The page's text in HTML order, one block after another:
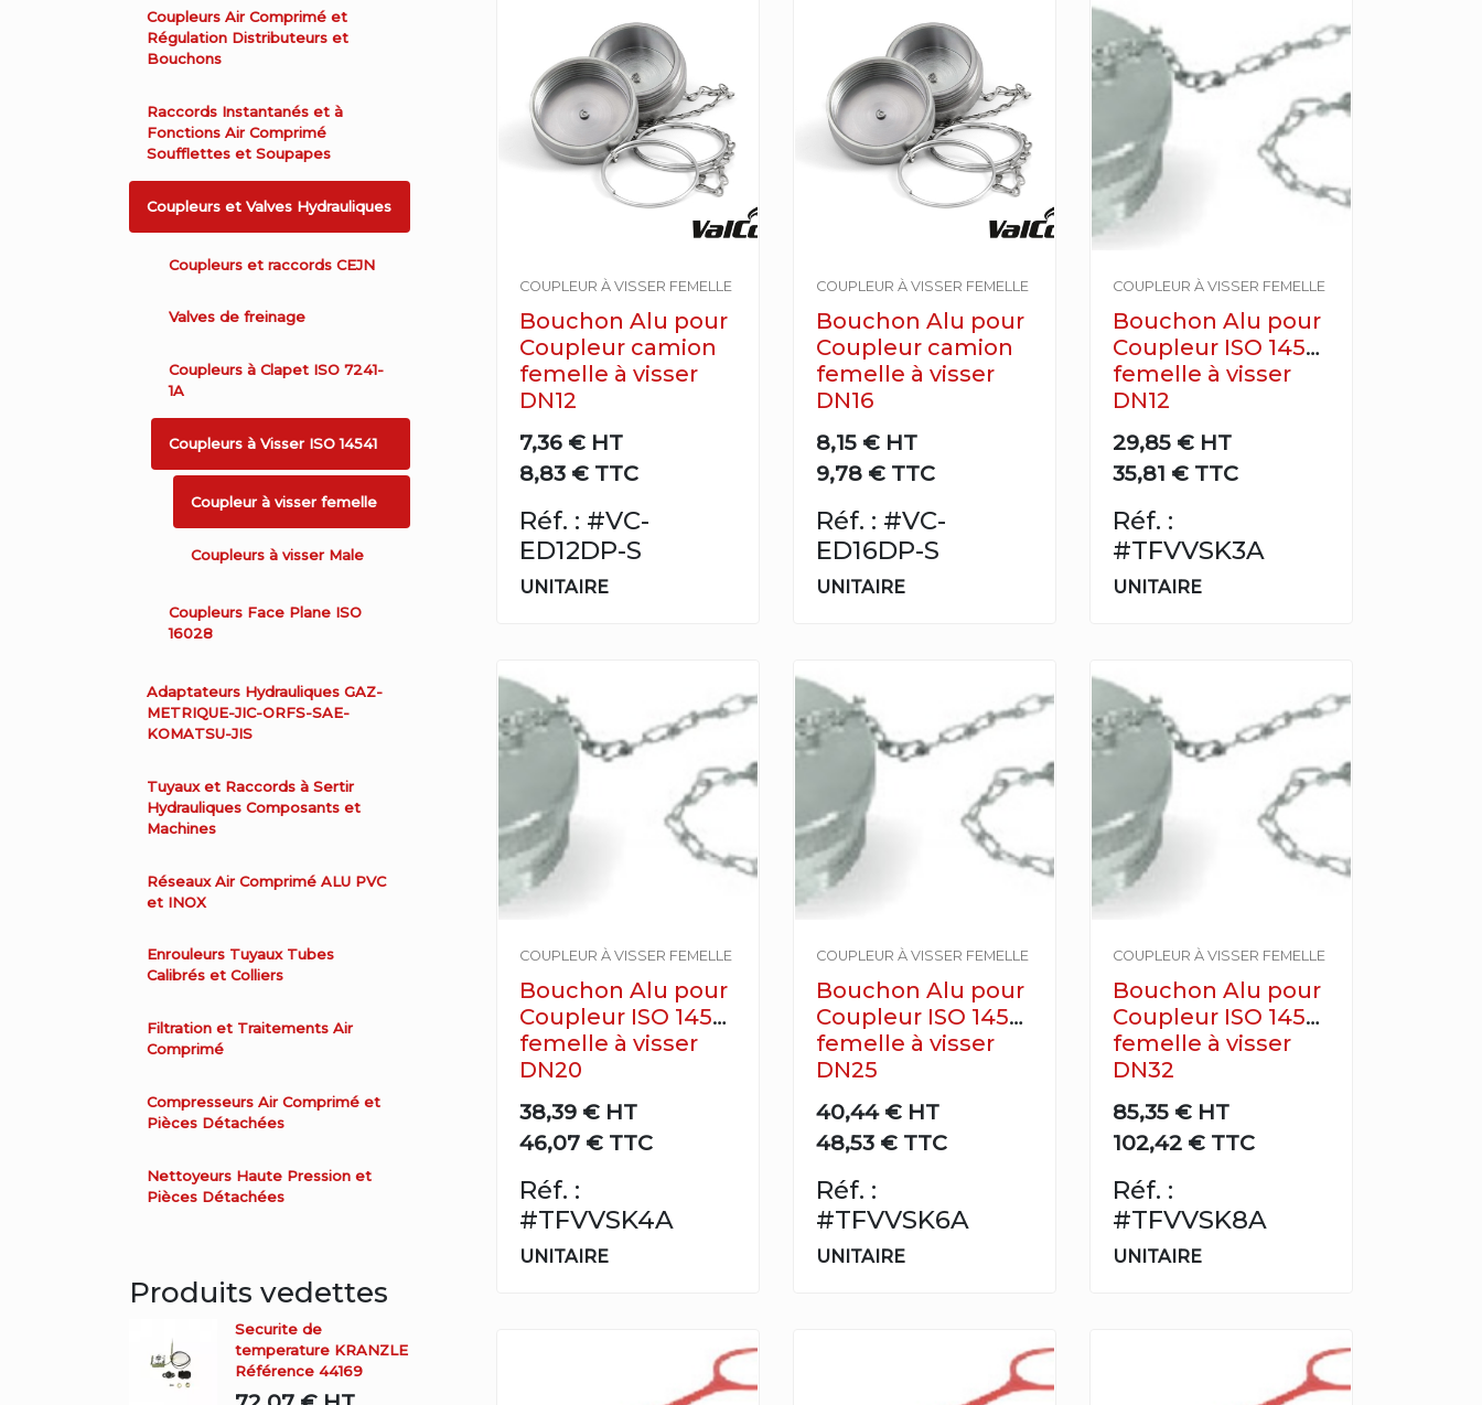
COUPLEUR À VISSER FEMELLE
Bouchon Alu pour
Coupleur camion
femelle à visser
DN12
7,36 € HT
8,83 € TTC
Réf. : #VC-
ED12DP-S
UNITAIRE
COUPLEUR À VISSER FEMELLE
Bouchon Alu pour
Coupleur camion
femelle à visser
DN16
8,15 € HT
9,78 € TTC
Réf. : #VC-
ED16DP-S
UNITAIRE
COUPLEUR À VISSER FEMELLE
Bouchon Alu pour
Coupleur ISO 14541
femelle à visser
DN12
29,85 € HT
35,81 € TTC
Réf. :
#TFVVSK3A
UNITAIRE
COUPLEUR À VISSER FEMELLE
Bouchon Alu pour
Coupleur ISO 14541
femelle à visser
DN20
38,39 € HT
46,07 € TTC
Réf. :
#TFVVSK4A
UNITAIRE
COUPLEUR À VISSER FEMELLE
Bouchon Alu pour
Coupleur ISO 14541
femelle à visser
DN25
40,44 € HT
48,53 € TTC
Réf. :
#TFVVSK6A
UNITAIRE
COUPLEUR À VISSER FEMELLE
Bouchon Alu pour
Coupleur ISO 14541
femelle à visser
DN32
85,35 € HT
102,42 € TTC
Réf. :
#TFVVSK8A
UNITAIRE
Coupleurs Air Comprimé et
Régulation Distributeurs et
Bouchons
Raccords Instantanés et à
Fonctions Air Comprimé
Soufflettes et Soupapes
Coupleurs et Valves Hydrauliques
Coupleurs et raccords CEJN
Valves de freinage
Coupleurs à Clapet ISO 7241-
1A
Coupleurs à Visser ISO 14541
Coupleur à visser femelle
Coupleurs à visser Male
Coupleurs Face Plane ISO
16028
Adaptateurs Hydrauliques GAZ-
METRIQUE-JIC-ORFS-SAE-
KOMATSU-JIS
Tuyaux et Raccords à Sertir
Hydrauliques Composants et
Machines
Réseaux Air Comprimé ALU PVC
et INOX
Enrouleurs Tuyaux Tubes
Calibrés et Colliers
Filtration et Traitements Air
Comprimé
Compresseurs Air Comprimé et
Pièces Détachées
Nettoyeurs Haute Pression et
Pièces Détachées
Produits vedettes
Securite de
temperature KRANZLE
Référence 44169